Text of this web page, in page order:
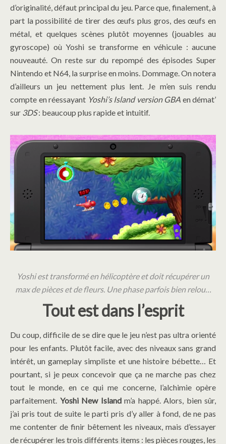
d’originalité, défaut principal du jeu. Parce que, finalement, à
part la possibilité de tirer des œufs plus gros, des œufs en
métal, et quelques scènes plutôt moyennes (jouables au
gyroscope) où Yoshi se transforme en véhicule : aucune
nouveauté. On reste sur du repompé des épisodes Super
Nintendo et N64, la surprise en moins. Dommage. On notera
d’ailleurs un jeu nettement plus lent. Je m’en suis rendu
compte en réessayant Yoshi’s Island version GBA en démat’
sur 3DS: beaucoup plus rapide et intuitif.
Yoshi est transformé en hélicoptère et doit récupérer un
max de pièces et de fleurs. Une phase parfois bien relou…
Tout est dans l’esprit
Du coup, difficile de se dire que le jeu n’est pas ultra orienté
pour les enfants. Plutôt facile, avec des niveaux sans grand
intérêt, un gameplay simpliste et une histoire bébette… Et
pourtant, si je peux concevoir que ça ne marche pas chez
tout le monde, en ce qui me concerne, l’alchimie opère
parfaitement. Yoshi New Islandm’a happé. Alors, bien sûr,
j’ai pris tout de suite le parti pris d’y aller à fond, de ne pas
me contenter de finir bêtement les niveaux, mais d’essayer
de récupérer les trois différents items : les pièces rouges, les